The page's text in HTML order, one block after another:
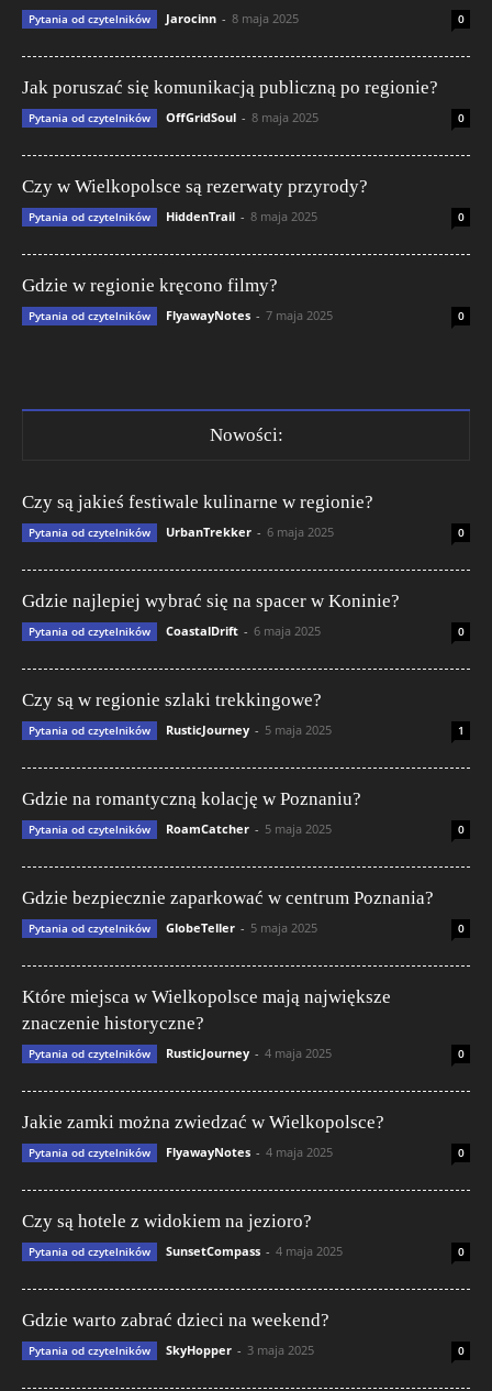
Pytania od czytelników Jarocinn - 8 maja 2025 0
Jak poruszać się komunikacją publiczną po regionie?
Pytania od czytelników OffGridSoul - 8 maja 2025 0
Czy w Wielkopolsce są rezerwaty przyrody?
Pytania od czytelników HiddenTrail - 8 maja 2025 0
Gdzie w regionie kręcono filmy?
Pytania od czytelników FlyawayNotes - 7 maja 2025 0
Nowości:
Czy są jakieś festiwale kulinarne w regionie?
Pytania od czytelników UrbanTrekker - 6 maja 2025 0
Gdzie najlepiej wybrać się na spacer w Koninie?
Pytania od czytelników CoastalDrift - 6 maja 2025 0
Czy są w regionie szlaki trekkingowe?
Pytania od czytelników RusticJourney - 5 maja 2025 1
Gdzie na romantyczną kolację w Poznaniu?
Pytania od czytelników RoamCatcher - 5 maja 2025 0
Gdzie bezpiecznie zaparkować w centrum Poznania?
Pytania od czytelników GlobeTeller - 5 maja 2025 0
Które miejsca w Wielkopolsce mają największe
znaczenie historyczne?
Pytania od czytelników RusticJourney - 4 maja 2025 0
Jakie zamki można zwiedzać w Wielkopolsce?
Pytania od czytelników FlyawayNotes - 4 maja 2025 0
Czy są hotele z widokiem na jezioro?
Pytania od czytelników SunsetCompass - 4 maja 2025 0
Gdzie warto zabrać dzieci na weekend?
Pytania od czytelników SkyHopper - 3 maja 2025 0